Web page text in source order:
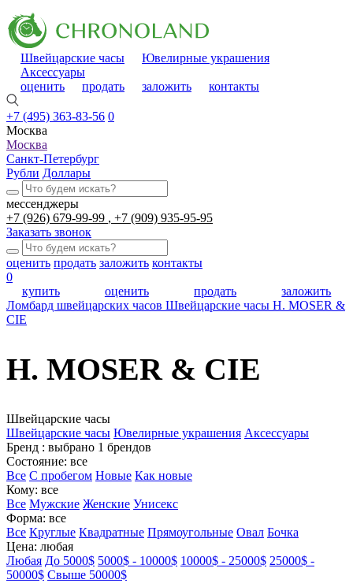
Швейцарские часы
Ювелирные украшения
Аксессуары
оценить
продать заложить контакты
+7 (495) 363-83-56 0
Москва
Москва
Санкт-Петербург
Рубли Доллары
мессенджеры
+7 (926) 679-99-99
+7 (909) 935-95-95
Заказать звонок
оценить продать заложить контакты
0
купить
оценить продать
заложить
Ломбард швейцарских часов Швейцарские часы H. MOSER &
CIE
H. MOSER & CIE
Швейцарские часы
Швейцарские часы Ювелирные украшения Аксессуары
Бренд : выбрано 1 брендов
Состояние: все
Все С пробегом Новые Как новые
Кому: все
Все Мужские Женские Унисекс
Форма: все
Все Круглые Квадратные Прямоугольные Овал Бочка
Цена: любая
Любая До 5000$ 5000$ - 10000$ 10000$ - 25000$ 25000$ -
50000$ Свыше 50000$